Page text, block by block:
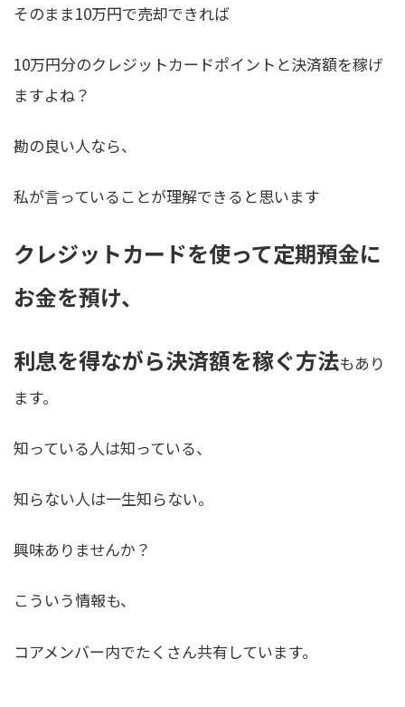
そのまま10万円で売却できれば
10万円分のクレジットカードポイントと決済額を稼げ
ますよね？
勘の良い人なら、
私が言っていることが理解できると思います
クレジットカードを使って定期預金に
お金を預け、
利息を得ながら決済額を稼ぐ方法もあり
ます。
知っている人は知っている、
知らない人は一生知らない。
興味ありませんか？
こういう情報も、
コアメンバー内でたくさん共有しています。